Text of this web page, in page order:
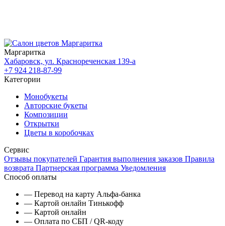
Маргаритка
Хабаровск, ул. Краснореченская 139-а
+7 924 218-87-99
Категории
Монобукеты
Авторские букеты
Композиции
Открытки
Цветы в коробочках
Сервис
Отзывы покупателей Гарантия выполнения заказов Правила
возврата Партнерская программа Уведомления
Способ оплаты
— Перевод на карту Альфа-банка
— Картой онлайн Тинькофф
— Картой онлайн
— Оплата по СБП / QR-коду